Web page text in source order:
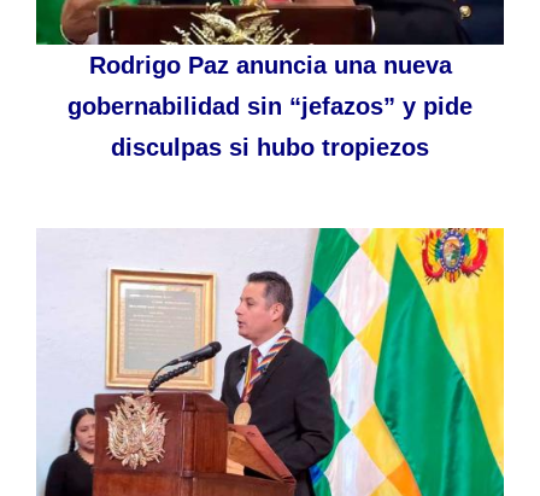
Rodrigo Paz anuncia una nueva
gobernabilidad sin “jefazos” y pide
disculpas si hubo tropiezos